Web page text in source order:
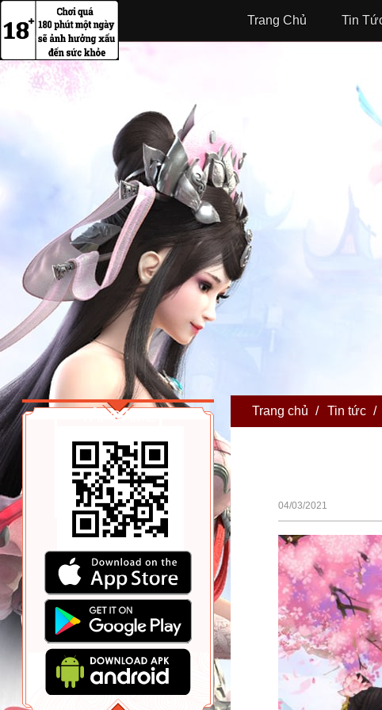
Trang Chủ Tin
TẢI GAME Trang chủ / Tin tức /
04/03/2021